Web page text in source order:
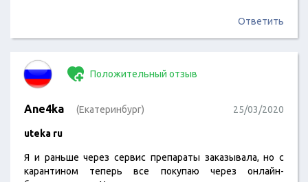
Ответить
Положительный отзыв
Ane4ka (Екатеринбург) 25/03/2020
uteka ru
Я и раньше через сервис препараты заказывала, но с
карантином теперь все покупаю через онлайн-